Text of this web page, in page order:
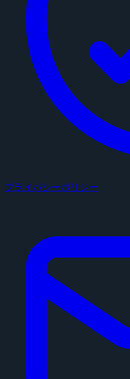
プライバシーポリシー